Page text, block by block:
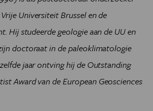
Universiteit Brussel en de
Hij studeerde geologie aan de UU en
doctoraat in de paleoklimatologie
jaar ontving hij de Outstanding
Award van de European Geosciences